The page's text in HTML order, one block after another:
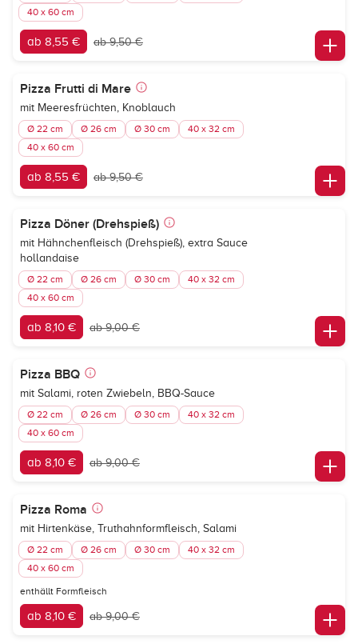
40 x 60 cm
ab 8,55 € ab 9,50 €
Pizza Frutti di Mare
mit Meeresfrüchten, Knoblauch
Ø 22 cm Ø 26 cm Ø 30 cm
40 x 32 cm
40 x 60 cm
ab 8,55 € ab 9,50 €
Pizza Döner (Drehspieß)
mit Hähnchenfleisch (Drehspieß), extra Sauce
hollandaise
Ø 22 cm Ø 26 cm Ø 30 cm
40 x 32 cm
40 x 60 cm
ab 8,10 € ab 9,00 €
Pizza BBQ
mit Salami, roten Zwiebeln, BBQ-Sauce
Ø 22 cm Ø 26 cm Ø 30 cm
40 x 32 cm
40 x 60 cm
ab 8,10 € ab 9,00 €
Pizza Roma
mit Hirtenkäse, Truthahnformfleisch, Salami
Ø 22 cm Ø 26 cm Ø 30 cm
40 x 32 cm
40 x 60 cm
enthällt Formfleisch
ab 8,10 € ab 9,00 €